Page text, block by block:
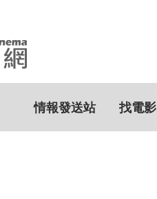
情報發送站 找電影